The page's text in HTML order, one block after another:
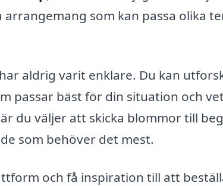
som kan passa olika
aldrig varit enklare. Du kan
passar bäst för din situation och
du väljer att skicka blommor till
som behöver det mest.
och få inspiration till att